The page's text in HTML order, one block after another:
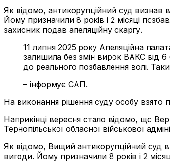
Як відомо, антикорупційний суд визнав
Йому призначили 8 років і 2 місяці
захисник подав апеляційну скаргу.
11 липня 2025 року Апеляційна
залишила без змін вирок ВАКС від 6
до реального позбавлення волі.
– інформує САП.
На виконання рішення суду особу взято
Наприкінці вересня стало відомо, що
Тернопільської обласної військової
Як відомо, Вищий антикорупційний суд
вигоди. Йому призначили 8 років і 2